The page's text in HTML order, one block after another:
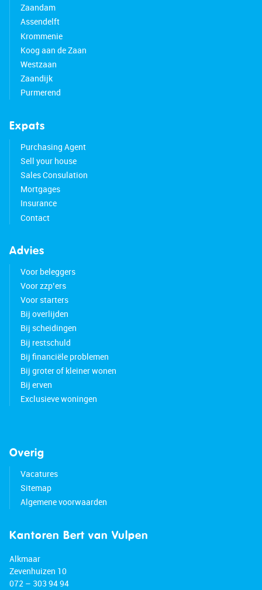
Zaandam
Assendelft
Krommenie
Koog aan de Zaan
Westzaan
Zaandijk
Purmerend
Expats
Purchasing Agent
Sell your house
Sales Consulation
Mortgages
Insurance
Contact
Advies
Voor beleggers
Voor zzp’ers
Voor starters
Bij overlijden
Bij scheidingen
Bij restschuld
Bij financiële problemen
Bij groter of kleiner wonen
Bij erven
Exclusieve woningen
Overig
Vacatures
Sitemap
Algemene voorwaarden
Kantoren Bert van Vulpen
Alkmaar
Zevenhuizen 10
072 – 303 94 94